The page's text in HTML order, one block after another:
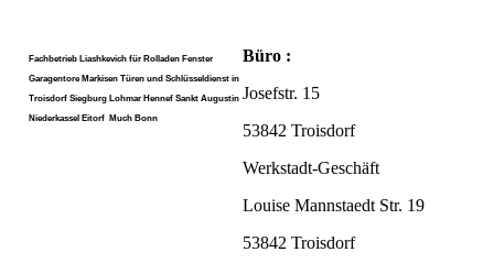
Fachbetrieb Liashkevich für Rolladen Fenster
Garagentore Markisen Türen und Schlüsseldienst in
Troisdorf Siegburg Lohmar Hennef Sankt Augustin
Niederkassel Eitorf Much Bonn
Büro :
Josefstr. 15
53842 Troisdorf
Werkstadt-Geschäft
Louise Mannstaedt Str. 19
53842 Troisdorf